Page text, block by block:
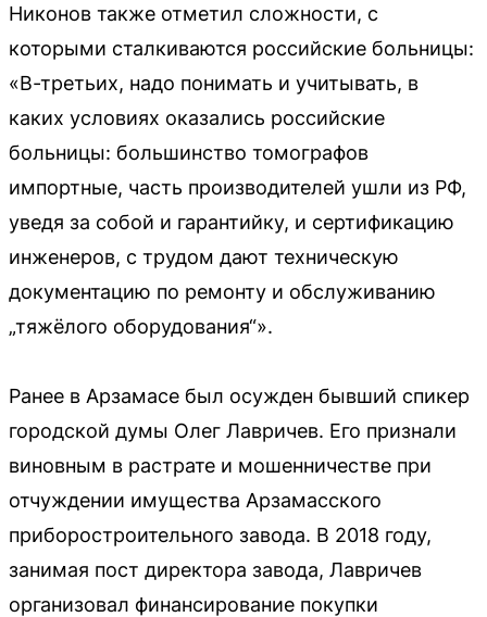
Никонов также отметил сложности, с
которыми сталкиваются российские больницы:
«В-третьих, надо понимать и учитывать, в
каких условиях оказались российские
больницы: большинство томографов
импортные, часть производителей ушли из РФ,
уведя за собой и гарантийку, и сертификацию
инженеров, с трудом дают техническую
документацию по ремонту и обслуживанию
„тяжёлого оборудования“».
Ранее в Арзамасе был осужден бывший спикер
городской думы Олег Лавричев. Его признали
виновным в растрате и мошенничестве при
отчуждении имущества Арзамасского
приборостроительного завода. В 2018 году,
занимая пост директора завода, Лавричев
организовал финансирование покупки